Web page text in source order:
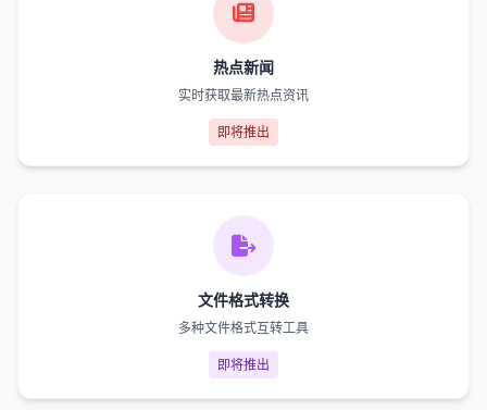
热点新闻
实时获取最新热点资讯
即将推出
文件格式转换
多种文件格式互转工具
即将推出